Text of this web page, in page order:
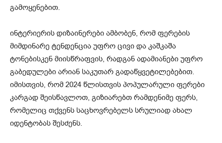
გამოყენებით.
ინტერიერის დიზაინერები ამბობენ, რომ ფერების
მიმდინარე ტენდენცია უფრო ცივი და კაშკაშა
ტონებისკენ მიისწრაფვის, რადგან ადამიანები უფრო
გაბედულები არიან საკუთარ გადაწყვეტილებებით.
იმისთვის, რომ 2024 წლისთვის პოპულარული ფერები
კარგად შეისწავლოთ, გიზიარებთ რამდენიმე ფერს,
რომელიც თქვენს საცხოვრებელს სრულიად ახალ
იდენტობას შესძენს.